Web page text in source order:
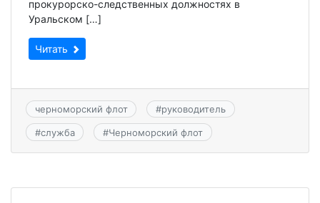
прокурорско-следственных должностях в
Уральском […]
Читать
черноморский флот #руководитель
#служба #Черноморский флот